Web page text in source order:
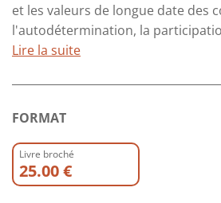
et les valeurs de longue date des
l'autodétermination, la
Lire la suite
FORMAT
Livre broché
25.00 €